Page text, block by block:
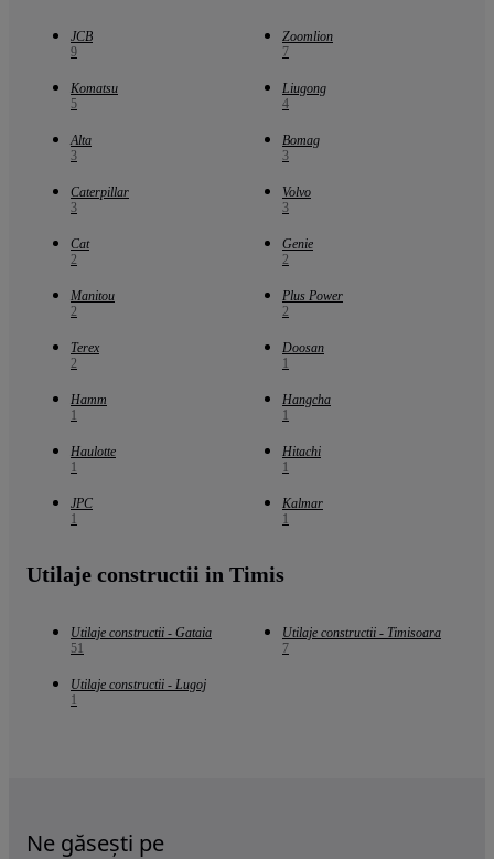
JCB
9
Zoomlion
7
Komatsu
5
Liugong
4
Alta
3
Bomag
3
Caterpillar
3
Volvo
3
Cat
2
Genie
2
Manitou
2
Plus Power
2
Terex
2
Doosan
1
Hamm
1
Hangcha
1
Haulotte
1
Hitachi
1
JPC
1
Kalmar
1
Utilaje constructii in Timis
Utilaje constructii - Gataia
51
Utilaje constructii - Timisoara
7
Utilaje constructii - Lugoj
1
Ne găsești pe